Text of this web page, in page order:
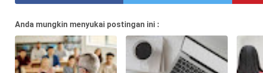
Anda mungkin menyukai postingan ini :